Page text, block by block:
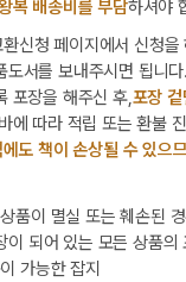
복 배송비를 부담하셔야
신청 페이지에서 신청
도서를 보내주시면 됩니
포장을 해주신 후,포장
에 따라 적립 또는 환불
도 책이 손상될 수 있으
품이 멸실 또는 훼손된
되어 있는 모든 상품의
가능한 잡지